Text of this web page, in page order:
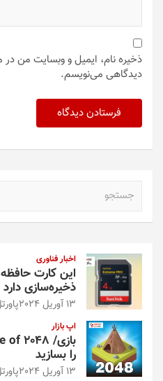
ذخیره نام، ایمیل و وبسایت من در
دیدگاهی می‌نویسم.
اخبار فناوری
ذخیره‌سازی دارد
13 آوریل 2024
اپ بازار
را بسازید
13 آوریل 2024